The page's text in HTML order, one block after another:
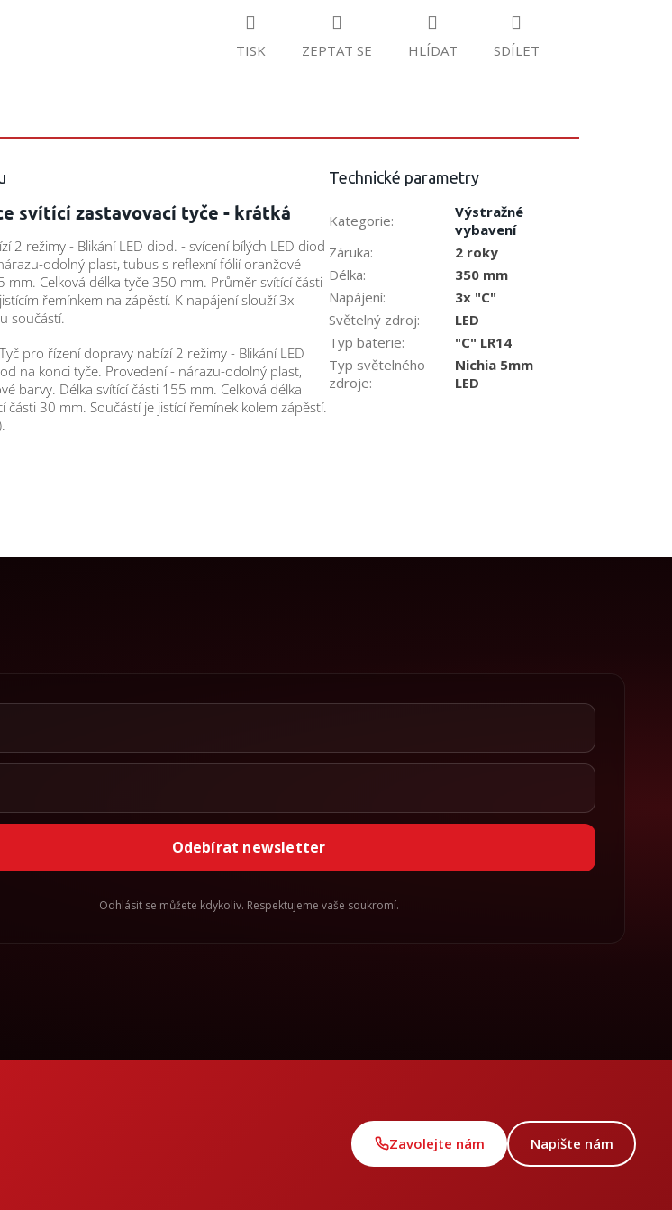
TISK ZEPTAT SE HLÍDAT SDÍLET
svítící zastavovací tyče - krátká
2 režimy - Blikání LED diod. - svícení bílých LED diod
odolný plast, tubus s reflexní fólií oranžové
mm. Celková délka tyče 350 mm. Průměr svítící části
řemínkem na zápěstí. K napájení slouží 3x
součástí.
pro řízení dopravy nabízí 2 režimy - Blikání LED
na konci tyče. Provedení - nárazu-odolný plast,
barvy. Délka svítící části 155 mm. Celková délka
30 mm. Součástí je jistící řemínek kolem zápěstí.
Technické parametry
Kategorie:
Výstražné
vybavení
Záruka:
2 roky
Délka:
350 mm
Napájení:
3x "C"
Světelný zdroj:
LED
Typ baterie:
"C" LR14
Typ světelného
zdroje:
Nichia 5mm
LED
Odebírat newsletter
Odhlásit se můžete kdykoliv. Respektujeme vaše soukromí.
Zavolejte nám Napište nám